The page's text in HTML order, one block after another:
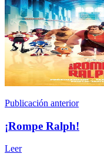
Publicación anterior
¡Rompe Ralph!
Leer